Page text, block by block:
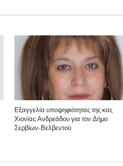
Εξαγγελία υποψηφιότητας της κας
Χιονίας Ανδρεάδου για τον Δήμο
Σερβίων-Βελβεντού